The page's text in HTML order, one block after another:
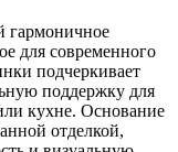
гармоничное
для современного
подчеркивает
поддержку для
кухне. Основание
отделкой,